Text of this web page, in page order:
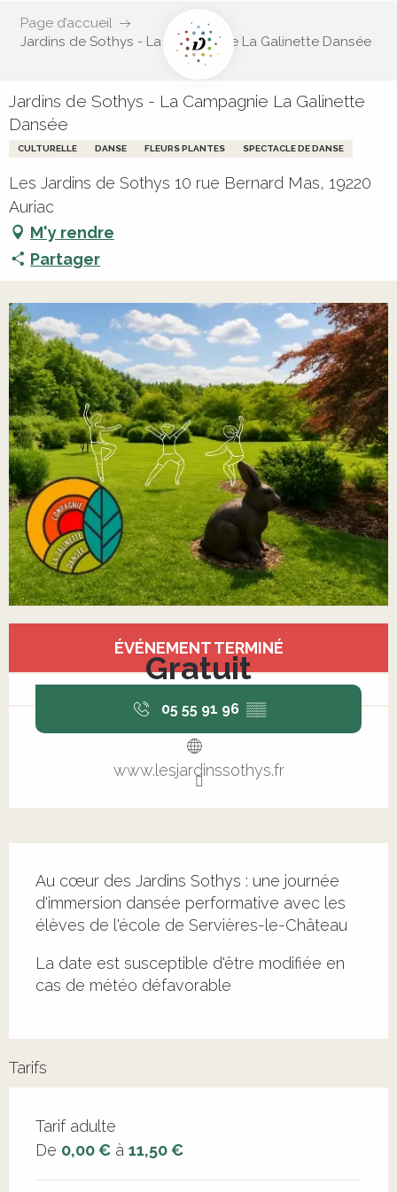
Page d’accueil
Jardins de Sothys - La Campagnie La Galinette Dansée
Jardins de Sothys - La Campagnie La Galinette
Dansée
CULTURELLE DANSE FLEURS PLANTES SPECTACLE DE DANSE
Les Jardins de Sothys 10 rue Bernard Mas, 19220
Auriac
M'y rendre
Partager
Ouverture et coordonnées
ÉVÉNEMENT TERMINÉ
Gratuit
05 55 91 96 ▒▒
www.lesjardinssothys.fr
Au cœur des Jardins Sothys : une journée
d'immersion dansée performative avec les
élèves de l'école de Servières-le-Château
La date est susceptible d'être modifiée en
cas de météo défavorable
Tarifs
Tarifs 2026
Tarif adulte
De 0,00 € à 11,50 €